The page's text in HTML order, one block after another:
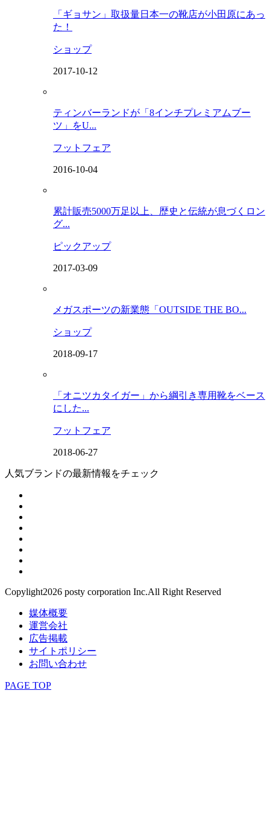
「ギョサン」取扱量日本一の靴店が小田原にあっ
た！
ショップ
2017-10-12
ティンバーランドが「8インチプレミアムブー
ツ」をU...
フットフェア
2016-10-04
累計販売5000万足以上、歴史と伝統が息づくロン
グ...
ピックアップ
2017-03-09
メガスポーツの新業態「OUTSIDE THE BO...
ショップ
2018-09-17
「オニツカタイガー」から綱引き専用靴をベース
にした...
フットフェア
2018-06-27
人気ブランドの最新情報をチェック
Copylight2026 posty corporation Inc.All Right Reserved
媒体概要
運営会社
広告掲載
サイトポリシー
お問い合わせ
PAGE TOP